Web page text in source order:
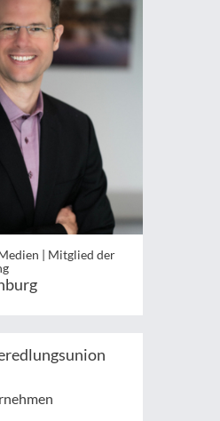
| Mitglied der